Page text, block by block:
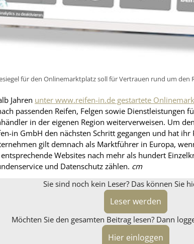
für den Onlinemarktplatz soll für Vertrauen rund um den
Jahren unter www.reifen-in.de gestartete
passenden Reifen, Felgen sowie Dienstleistungen
in der eigenen Region weiterverweisen. Um
in GmbH den nächsten Schritt gegangen und hat
gilt demnach als Marktführer in Europa,
Websites nach mehr als hundert
und Datenschutz zählen. cm
Sie sind noch kein Leser? Das können Sie
Leser werden
Möchten Sie den gesamten Beitrag lesen? Dann
Hier einloggen